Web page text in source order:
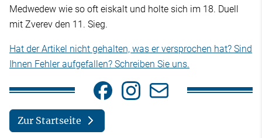
Medwedew wie so oft eiskalt und holte sich im 18. Duell
mit Zverev den 11. Sieg.
Hat der Artikel nicht gehalten, was er versprochen hat? Sind
Ihnen Fehler aufgefallen? Schreiben Sie uns.
Zur Startseite